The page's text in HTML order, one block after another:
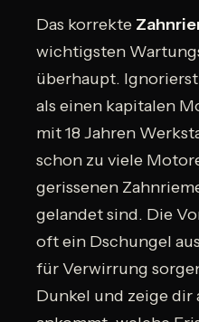
Das korrekte
wichtigsten
überhaupt.
als einen kapitalen
mit 18 Jahren
schon zu viele
gerissenen
gelandet sind. Die
oft ein Dschungel
für Verwirrung
Dunkel und zeige dir